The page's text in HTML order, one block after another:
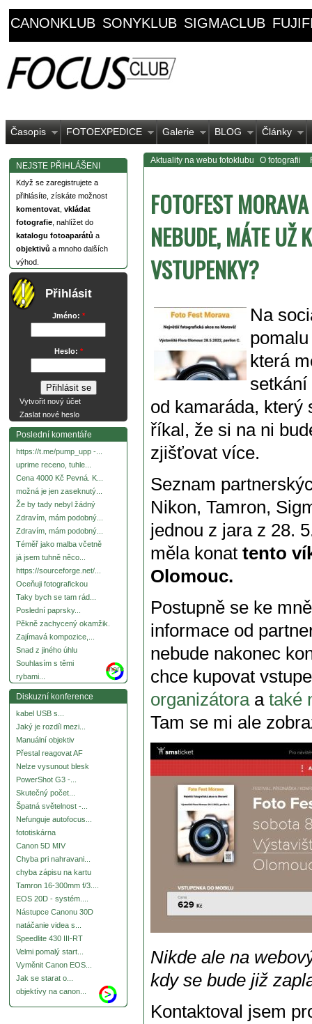
CANONKLUB SONYKLUB SIGMACLUB
Časopis FOTOEXPEDICE Galerie BLOG Články
NEJSTE PŘIHLÁŠENI
Když se zaregistrujete a
přihlásíte, získáte možnost
komentovat vkládat
fotografie , nahlížet do
katalogu fotoaparátů a
objektivů a mnoho dalších
výhod.
Přihlásit
Jméno: *
Heslo: *
Vytvořit nový účet
Zaslat nové heslo
Poslední komentáře
https://t.me/pump_upp -...
uprime receno, tuhle...
Cena 4000 Kč Pevná. K...
možná je jen zaseknutý...
Že by tady nebyl žádný
Zdravím, mám podobný...
Zdravím, mám podobný...
Téměř jako malba včetně
já jsem tuhně něco...
https://sourceforge.net/...
Oceňuji fotografickou
Taky bych se tam rád...
Poslední paprsky...
Pěkně zachycený okamžik.
Zajímavá kompozice,...
Snad z jiného úhlu
Souhlasím s těmi
rybami...
more
Diskuzní konference
kabel USB s...
Jaký je rozdíl mezi...
Manuální objektiv
Přestal reagovat AF
Nelze vysunout blesk
PowerShot G3 -...
Skutečný počet...
Špatná světelnost -...
Nefunguje autofocus...
fototiskárna
Canon 5D MIV
Chyba pri nahravani...
chyba zápisu na kartu
Tamron 16-300mm f/3....
EOS 20D - systém....
Nástupce Canonu 30D
natáčanie videa s...
Speedlite 430 III-RT
Velmi pomalý start...
Vyměnit Canon EOS...
Jak se starat o...
objektívy na canon...
Aktuality na webu fotoklubu O fotografii
FOTOFEST
NEBUDE, MÁTE UŽ
VSTUPENKY?
Na
která
setkání
od kamaráda,
říkal, že si na ni
zjišťovat více.
Seznam
Nikon, Tamron,
jednou z jara z 28.
měla konat tento
Olomouc.
Postupně se ke
informace od
nebude nakonec
chce kupovat
organizátoraa také
Tam se mi ale
Nikde ale na
kdy se bude již
Kontaktoval jsem